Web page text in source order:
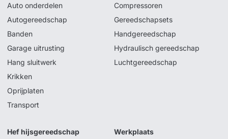
Auto onderdelen
Autogereedschap
Banden
Garage uitrusting
Hang sluitwerk
Krikken
Oprijplaten
Transport
Compressoren
Gereedschapsets
Handgereedschap
Hydraulisch gereedschap
Luchtgereedschap
Hef hijsgereedschap Werkplaats